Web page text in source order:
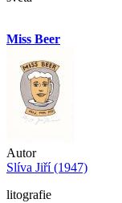
Miss Beer
Autor
Slíva Jiří (1947)
litografie